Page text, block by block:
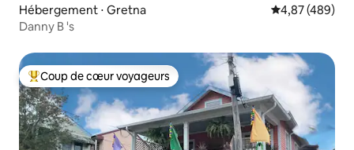
Hébergement ⋅ Gretna Évaluation
4,87 (489)
Danny B 's
Coups de cœur voyageurs les plus appréciés
Coup de cœur voyageurs